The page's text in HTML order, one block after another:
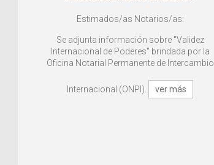
Estimados/as Notarios/as:
Se adjunta información sobre "Validez
Internacional de Poderes" brindada por la
Oficina Notarial Permanente de Intercambio
Internacional (ONPI). ver más